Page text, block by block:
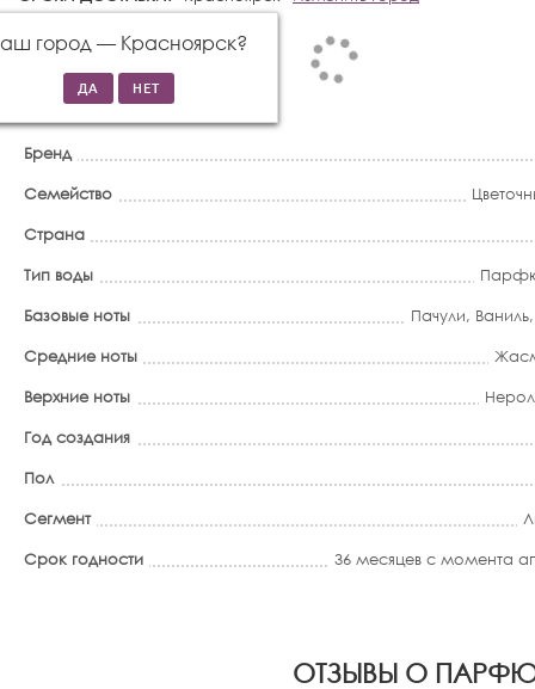
город — Красноярск?
Бренд
Семейство
Страна
Тип воды
Базовые ноты
Пачули, Ваниль,
Средние ноты
Верхние ноты
Год создания
Пол
Сегмент
Срок годности
36 месяцев с момента
ОТЗЫВЫ О